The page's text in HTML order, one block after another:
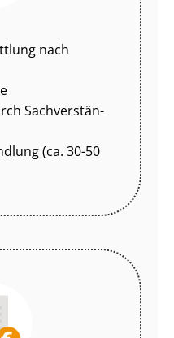
nach
Sach­ver­stän­
(ca. 30-50